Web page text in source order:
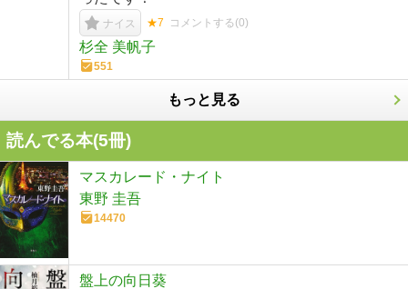
ナイス ★7 コメントする(0)
杉全 美帆子
551
もっと見る
読んでる本(5冊)
マスカレード・ナイト
東野 圭吾
14470
盤上の向日葵